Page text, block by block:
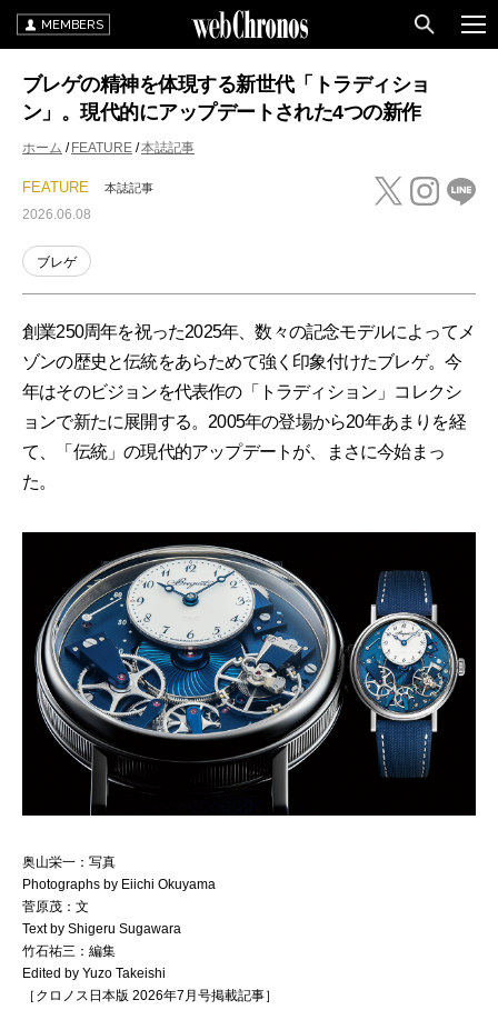
MEMBERS
ブレゲの精神を体現する新世代「トラディショ
ン」。現代的にアップデートされた4つの新作
ホーム FEATURE 本誌記事
FEATURE 本誌記事
2026.06.08
ブレゲ
創業250周年を祝った2025年、数々の記念モデルによってメ
ゾンの歴史と伝統をあらためて強く印象付けたブレゲ。今
年はそのビジョンを代表作の「トラディション」コレクシ
ョンで新たに展開する。2005年の登場から20年あまりを経
て、「伝統」の現代的アップデートが、まさに今始まっ
た。
奥山栄一：写真
Photographs by Eiichi Okuyama
菅原茂：文
Text by Shigeru Sugawara
竹石祐三：編集
Edited by Yuzo Takeishi
［クロノス日本版 2026年7月号掲載記事］